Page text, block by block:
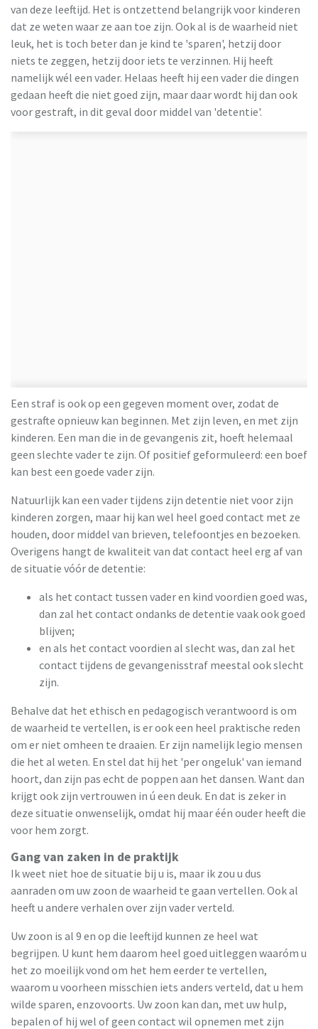
van deze leeftijd. Het is ontzettend belangrijk voor kinderen
dat ze weten waar ze aan toe zijn. Ook al is de waarheid niet
leuk, het is toch beter dan je kind te 'sparen', hetzij door
niets te zeggen, hetzij door iets te verzinnen. Hij heeft
namelijk wél een vader. Helaas heeft hij een vader die dingen
gedaan heeft die niet goed zijn, maar daar wordt hij dan ook
voor gestraft, in dit geval door middel van 'detentie'.
Een straf is ook op een gegeven moment over, zodat de
gestrafte opnieuw kan beginnen. Met zijn leven, en met zijn
kinderen. Een man die in de gevangenis zit, hoeft helemaal
geen slechte vader te zijn. Of positief geformuleerd: een boef
kan best een goede vader zijn.
Natuurlijk kan een vader tijdens zijn detentie niet voor zijn
kinderen zorgen, maar hij kan wel heel goed contact met ze
houden, door middel van brieven, telefoontjes en bezoeken.
Overigens hangt de kwaliteit van dat contact heel erg af van
de situatie vóór de detentie:
als het contact tussen vader en kind voordien goed was,
dan zal het contact ondanks de detentie vaak ook goed
blijven;
en als het contact voordien al slecht was, dan zal het
contact tijdens de gevangenisstraf meestal ook slecht
zijn.
Behalve dat het ethisch en pedagogisch verantwoord is om
de waarheid te vertellen, is er ook een heel praktische reden
om er niet omheen te draaien. Er zijn namelijk legio mensen
die het al weten. En stel dat hij het 'per ongeluk' van iemand
hoort, dan zijn pas echt de poppen aan het dansen. Want dan
krijgt ook zijn vertrouwen in ú een deuk. En dat is zeker in
deze situatie onwenselijk, omdat hij maar één ouder heeft die
voor hem zorgt.
Gang van zaken in de praktijk
Ik weet niet hoe de situatie bij u is, maar ik zou u dus
aanraden om uw zoon de waarheid te gaan vertellen. Ook al
heeft u andere verhalen over zijn vader verteld.
Uw zoon is al 9 en op die leeftijd kunnen ze heel wat
begrijpen. U kunt hem daarom heel goed uitleggen waaróm u
het zo moeilijk vond om het hem eerder te vertellen,
waarom u voorheen misschien iets anders verteld, dat u hem
wilde sparen, enzovoorts. Uw zoon kan dan, met uw hulp,
bepalen of hij wel of geen contact wil opnemen met zijn